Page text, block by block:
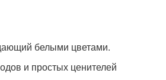
белыми цветами.
и простых ценителей